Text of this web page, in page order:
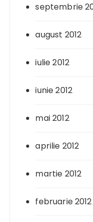
septembrie
august 2012
iulie 2012
iunie 2012
mai 2012
aprilie 2012
martie 2012
februarie 2012